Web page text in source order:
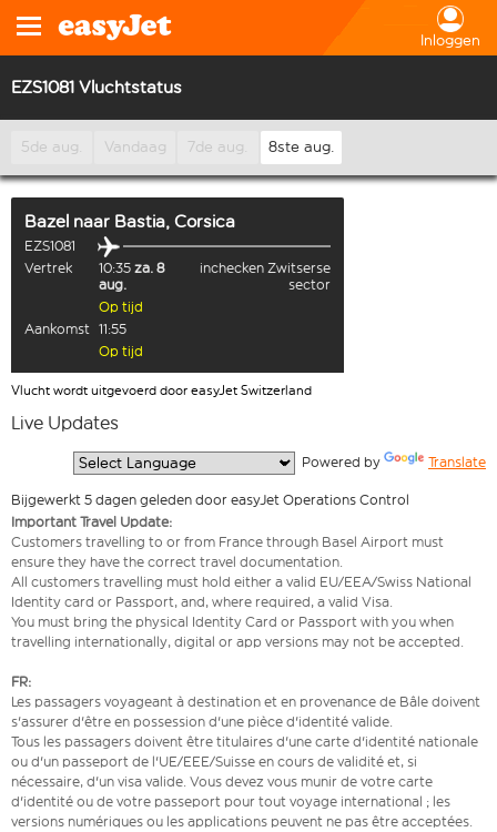
Inloggen
EZS1081 Vluchtstatus
5de aug. Vandaag 7de aug. 8ste aug.
Bazel naar Bastia, Corsica
EZS1081
Vertrek
10:35 za. 8
aug.
inchecken Zwitserse
sector
Op tijd
Aankomst 11:55
Op tijd
Vlucht wordt uitgevoerd door easyJet Switzerland
Live Updates
Powered by Translate
Bijgewerkt 5 dagen geleden door easyJet Operations Control
Important Travel Update:
Customers travelling to or from France through Basel Airport must
ensure they have the correct travel documentation.
All customers travelling must hold either a valid EU/EEA/Swiss National
Identity card or Passport, and, where required, a valid Visa.
You must bring the physical Identity Card or Passport with you when
travelling internationally, digital or app versions may not be accepted.
FR:
Les passagers voyageant à destination et en provenance de Bâle doivent
s'assurer d'être en possession d'une pièce d'identité valide.
Tous les passagers doivent être titulaires d'une carte d'identité nationale
ou d'un passeport de l'UE/EEE/Suisse en cours de validité et, si
nécessaire, d'un visa valide. Vous devez vous munir de votre carte
d'identité ou de votre passeport pour tout voyage international ; les
versions numériques ou les applications peuvent ne pas être acceptées.